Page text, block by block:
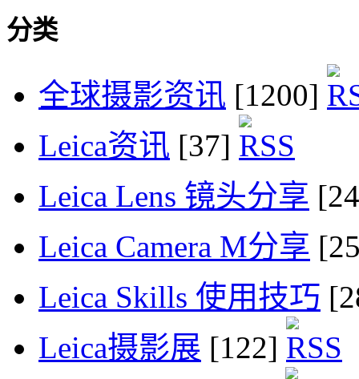
分类
全球摄影资讯 [1200]
Leica资讯 [37]
Leica Lens 镜头分享
Leica Camera M分享
Leica Skills 使用技巧
Leica摄影展 [122]